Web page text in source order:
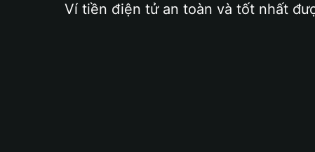
Ví tiền điện tử an toàn và tốt nhất